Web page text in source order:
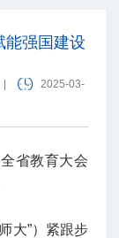
能强国建设
2025-03-
省教育大会
大”）紧跟步